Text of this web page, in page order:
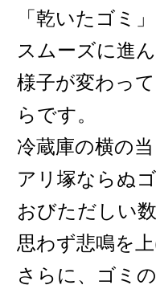
「乾いたゴミ
スムーズに進
様子が変わっ
らです。
冷蔵庫の横の
アリ塚ならぬ
おびただしい
思わず悲鳴を
さらに、ゴミ